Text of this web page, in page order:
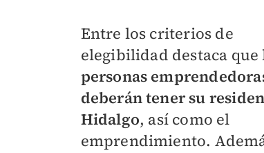
Entre los criterios de
elegibilidad destaca que
personas
deberán tener su
Hidalgo, así como el
emprendimiento.